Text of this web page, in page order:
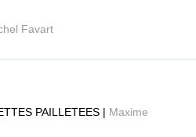
Favart
PAILLETEES | Maxime